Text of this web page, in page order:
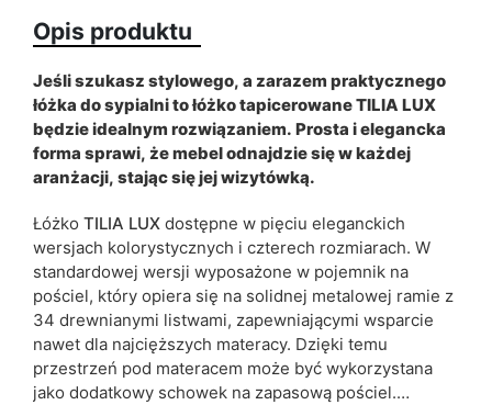
Ze względu na proces produkcyjny i właściwości materiałów,
możliwe są tolerancje wymiarowe na poziomie +/- 2–3 cm.
Opis produktu
Jeśli szukasz stylowego, a zarazem praktycznego
łóżka do sypialni to łóżko tapicerowane TILIA LUX
będzie idealnym rozwiązaniem. Prosta i elegancka
forma sprawi, że mebel odnajdzie się w każdej
aranżacji, stając się jej wizytówką.
Łóżko TILIA LUX dostępne w pięciu eleganckich
wersjach kolorystycznych i czterech rozmiarach. W
standardowej wersji wyposażone w pojemnik na
pościel, który opiera się na solidnej metalowej ramie z
34 drewnianymi listwami, zapewniającymi wsparcie
nawet dla najcięższych materacy. Dzięki temu
przestrzeń pod materacem może być wykorzystana
jako dodatkowy schowek na zapasową pościel.